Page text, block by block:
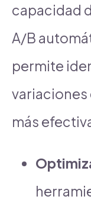
capacidad
A/B
permite
variaciones
más